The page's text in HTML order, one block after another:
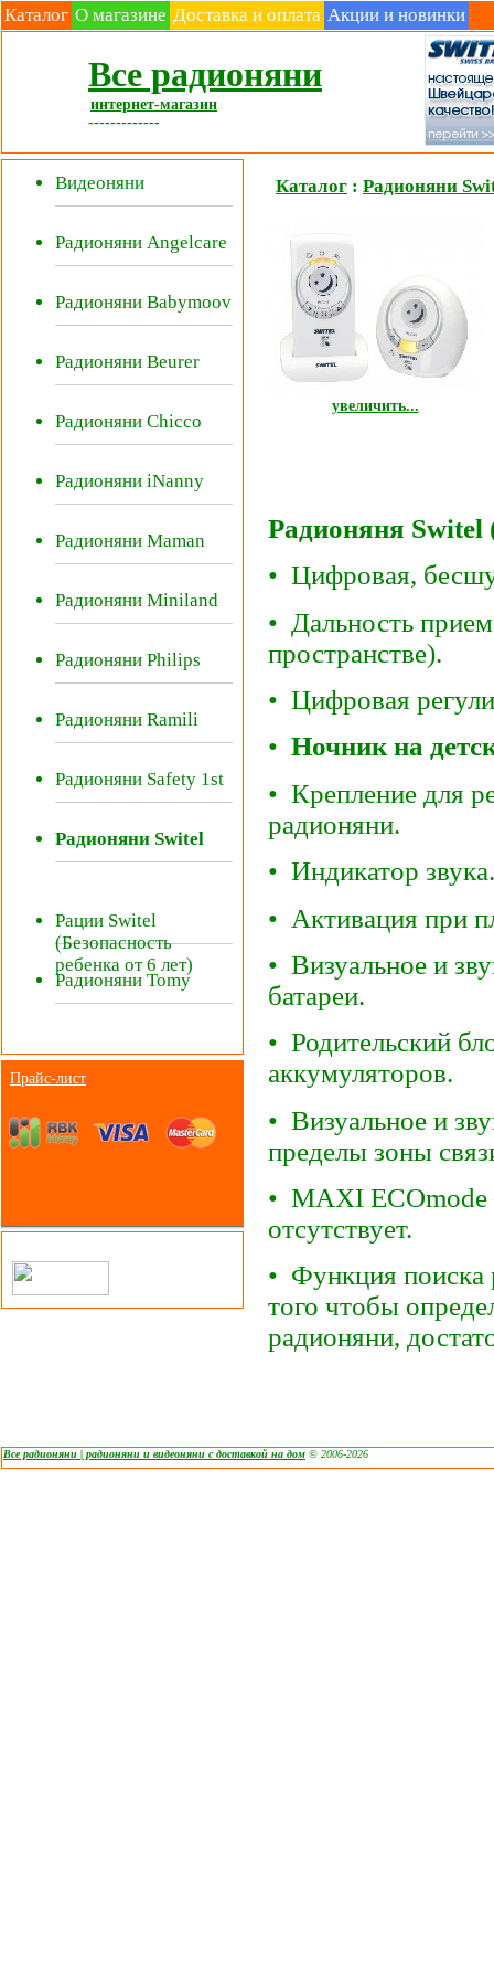
Каталог О магазине Доставка и оплата Акции и новинки
Все радионяни
интернет-магазин
-------------
Видеоняни
Радионяни Angelcare
Радионяни Babymoov
Радионяни Beurer
Радионяни Chicco
Радионяни iNanny
Радионяни Maman
Радионяни Miniland
Радионяни Philips
Радионяни Ramili
Радионяни Safety 1st
Радионяни Switel
Рации Switel
(Безопасность
ребенка от 6 лет)
Радионяни Tomy
Прайс-лист
Каталог : Радионяни
увеличить...
Радионяня Switel
• Цифровая,
• Дальность
пространстве).
• Цифровая
• Ночник на
• Крепление для
радионяни.
• Индикатор звука.
• Активация при
• Визуальное и
батареи.
• Родительский
аккумуляторов.
• Визуальное и
пределы зоны
• MAXI ECOmode
отсутствует.
• Функция поиска
того чтобы
радионяни,
Все радионяни | радионяни и видеоняни с доставкой на дом © 2006-2026